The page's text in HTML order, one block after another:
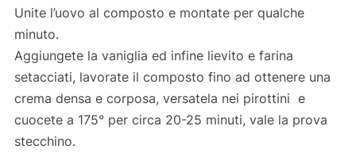
Unite l’uovo al composto e montate per qualche
minuto.
Aggiungete la vaniglia ed infine lievito e farina
setacciati, lavorate il composto fino ad ottenere una
crema densa e corposa, versatela nei pirottini e
cuocete a 175° per circa 20-25 minuti, vale la prova
stecchino.